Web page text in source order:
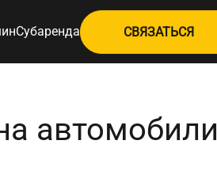
Субаренда СВЯЗАТЬСЯ
автомобили